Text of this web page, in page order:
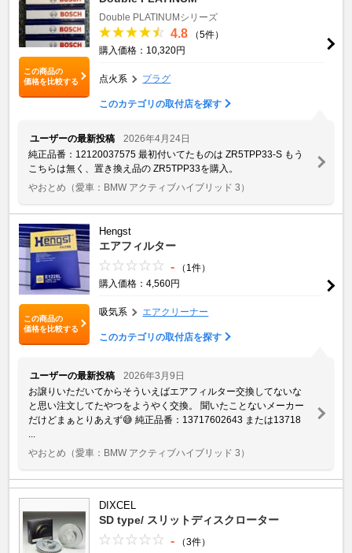
この商品の
価格を比較する
Double PLATINUMシリーズ
4.8
（5件）
購入価格：10,320円
点火系 プラグ
このカテゴリの取付店を探す
ユーザーの最新投稿
2026年4月24日
純正品番：12120037575 最初付いてたものは ZR5TPP33-S もう
こちらは無く、置き換え品の ZR5TPP33を購入。
やおとめ （愛車：BMW アクティブハイブリッド 3）
この商品の
価格を比較する
Hengst
エアフィルター
-
（1件）
購入価格：4,560円
吸気系 エアクリーナー
このカテゴリの取付店を探す
ユーザーの最新投稿
2026年3月9日
お譲りいただいてからそういえばエアフィルター交換してないな
と思い注文してたやつをようやく交換。 聞いたことないメーカー
だけどまぁとりあえず😅 純正品番：13717602643 または13718
やおとめ （愛車：BMW アクティブハイブリッド 3）
DIXCEL
SD type/ スリットディスクローター
- （3件）